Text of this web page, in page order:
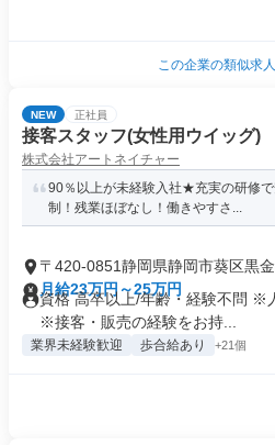
この企業の類似求
NEW 正社員
接客スタッフ(女性用ウイッグ)
株式会社アートネイチャー
90％以上が未経験入社★充実の研修
制！残業ほぼなし！働きやすさ...
〒420-0851静岡県静岡市葵区黒
月給23万円～25万円
資格 高卒以上/年齢・経験不問 ※
※接客・販売の経験をお持...
業界未経験歓迎 歩合給あり +21個